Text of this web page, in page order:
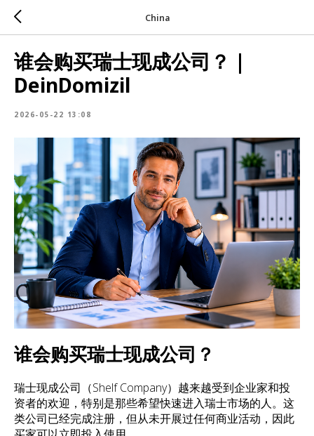
China
谁会购买瑞士现成公司？ |
DeinDomizil
2026-05-22 13:08
谁会购买瑞士现成公司？
瑞士现成公司（Shelf Company）越来越受到企业家和投
资者的欢迎，特别是那些希望快速进入瑞士市场的人。这
类公司已经完成注册，但从未开展过任何商业活动，因此